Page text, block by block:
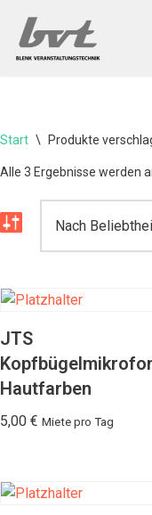
Zum
Start \ Produkte
Alle 3 Ergebnisse werden
JTS
Hautfarben
5,00 € Miete pro Tag